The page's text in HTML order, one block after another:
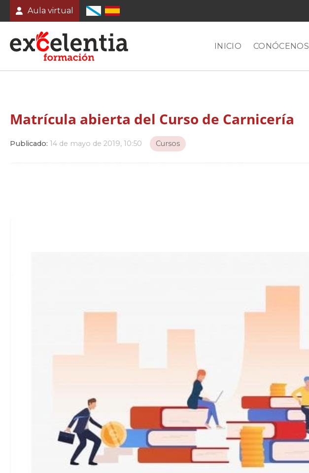
Aula virtual
INICIO CONÓCENOS
Matrícula abierta del Curso de Carnicería
Publicado: 14 de mayo de 2019, 10:50 Cursos